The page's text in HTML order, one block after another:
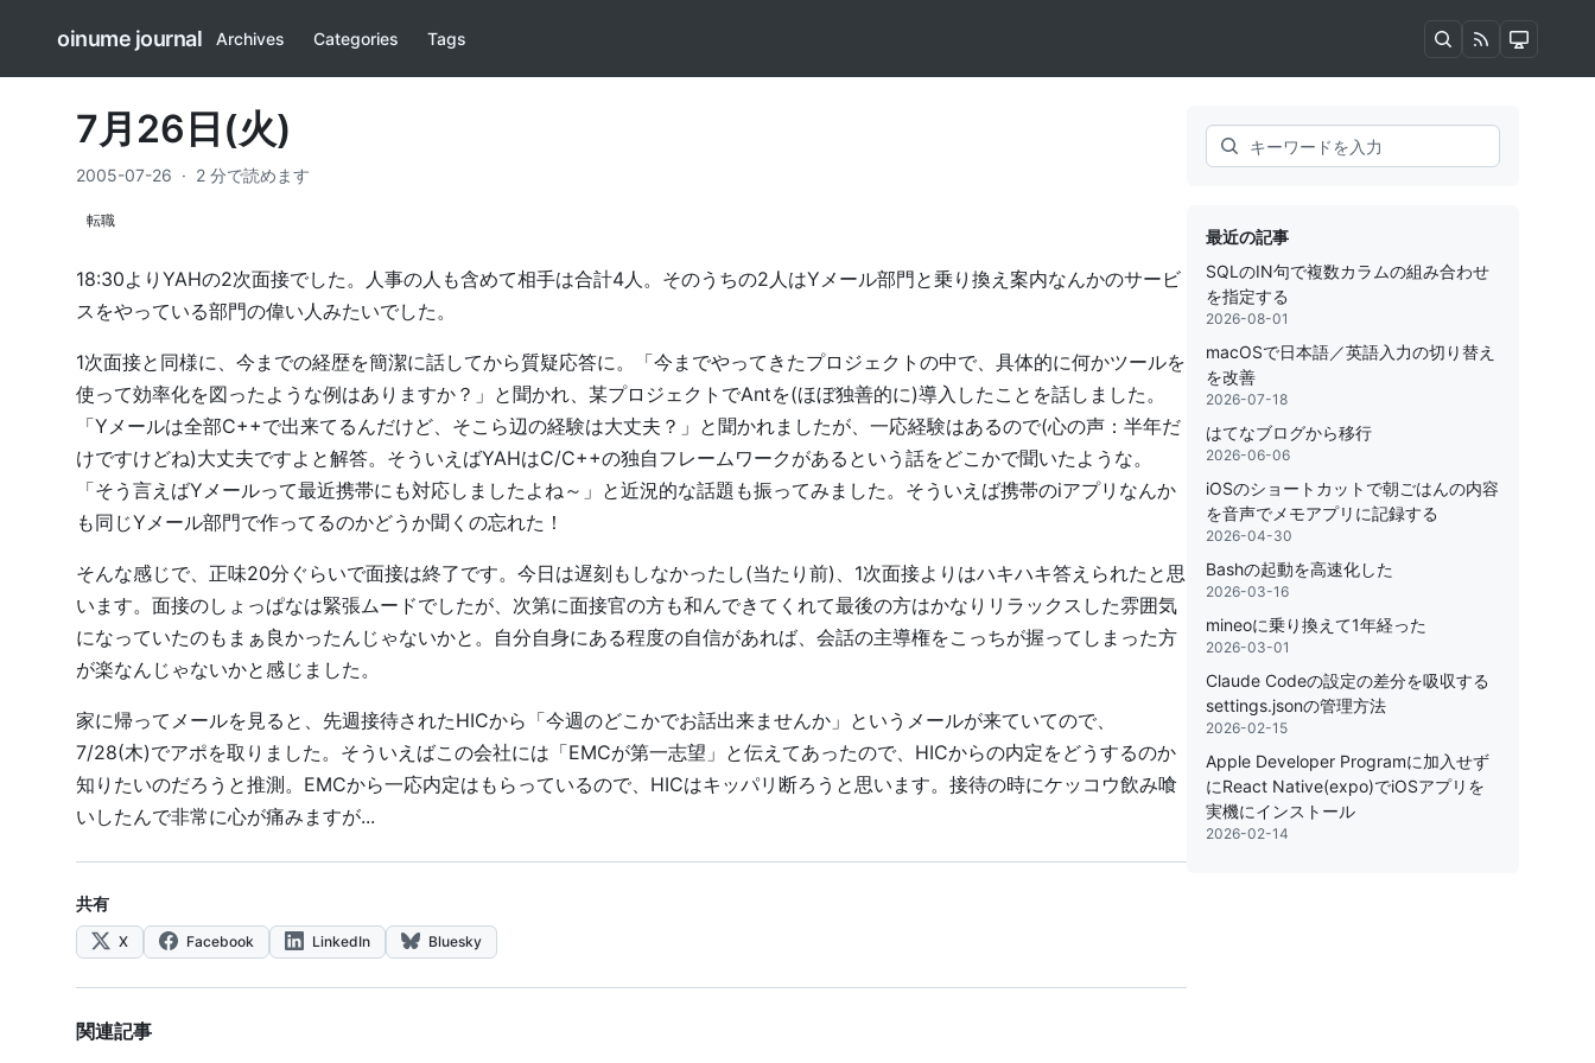
oinume journal Archives Categories Tags
7月26日(火)
2005-07-26 · 2 分で読めます
転職
18:30よりYAHの2次面接でした。人事の人も含めて相手は合計4人。そのうちの2人はYメール部門と乗り換え案内なんかのサービ
スをやっている部門の偉い人みたいでした。
1次面接と同様に、今までの経歴を簡潔に話してから質疑応答に。「今までやってきたプロジェクトの中で、具体的に何かツールを
使って効率化を図ったような例はありますか？」と聞かれ、某プロジェクトでAntを(ほぼ独善的に)導入したことを話しました。
「Yメールは全部C++で出来てるんだけど、そこら辺の経験は大丈夫？」と聞かれましたが、一応経験はあるので(心の声：半年だ
けですけどね)大丈夫ですよと解答。そういえばYAHはC/C++の独自フレームワークがあるという話をどこかで聞いたような。
「そう言えばYメールって最近携帯にも対応しましたよね～」と近況的な話題も振ってみました。そういえば携帯のiアプリなんか
も同じYメール部門で作ってるのかどうか聞くの忘れた！
そんな感じで、正味20分ぐらいで面接は終了です。今日は遅刻もしなかったし(当たり前)、1次面接よりはハキハキ答えられたと思
います。面接のしょっぱなは緊張ムードでしたが、次第に面接官の方も和んできてくれて最後の方はかなりリラックスした雰囲気
になっていたのもまぁ良かったんじゃないかと。自分自身にある程度の自信があれば、会話の主導権をこっちが握ってしまった方
が楽なんじゃないかと感じました。
家に帰ってメールを見ると、先週接待されたHICから「今週のどこかでお話出来ませんか」というメールが来ていてので、
7/28(木)でアポを取りました。そういえばこの会社には「EMCが第一志望」と伝えてあったので、HICからの内定をどうするのか
知りたいのだろうと推測。EMCから一応内定はもらっているので、HICはキッパリ断ろうと思います。接待の時にケッコウ飲み喰
いしたんで非常に心が痛みますが...
共有
X Facebook LinkedIn Bluesky
関連記事
Search
最近の記事
SQLのIN句で複数カラムの組み合わせ
を指定する
2026-08-01
macOSで日本語／英語入力の切り替え
を改善
2026-07-18
はてなブログから移行
2026-06-06
iOSのショートカットで朝ごはんの内容
を音声でメモアプリに記録する
2026-04-30
Bashの起動を高速化した
2026-03-16
mineoに乗り換えて1年経った
2026-03-01
Claude Codeの設定の差分を吸収する
settings.jsonの管理方法
2026-02-15
Apple Developer Programに加入せず
にReact Native(expo)でiOSアプリを
実機にインストール
2026-02-14